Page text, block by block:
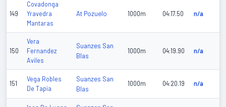
149
Covadonga
Yravedra
Mantaras
At Pozuelo 1000m 04:17.50 n/a
150
Vera
Fernandez
Aviles
Suanzes San
Blas
1000m 04:19.90 n/a
151
Vega Robles
De Tapia
Suanzes San
Blas
1000m 04:20.19 n/a